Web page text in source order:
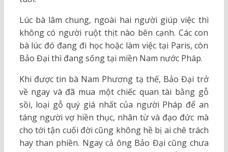
Lúc bà lâm chung, ngoài hai người giúp việc thì
không có người ruột thịt nào bên cạnh. Các con
bà lúc đó đang đi học hoặc làm việc tại Paris, còn
Bảo Đại thì đang sống tại miền Nam nước Pháp.
Khi được tin bà Nam Phương tạ thế, Bảo Đại trở
về ngay và đã mua một chiếc quan tài bằng gỗ
sồi, loại gỗ quý giá nhất của người Pháp để an
táng người vợ hiền thục, nhân từ và đạo đức mà
cho tới tận cuối đời cũng không hề bị ai chê trách
hay than phiền. Ngay cả ông Bảo Đại cũng chưa